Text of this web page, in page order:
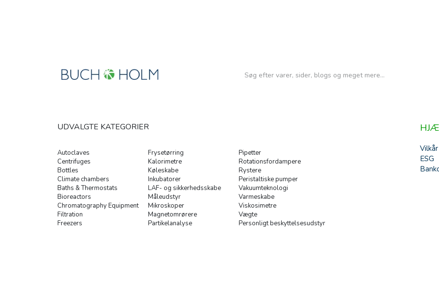
Autoclaves
Centrifuges
Bottles
Climate chambers
Baths & Thermostats
Bioreactors
Chromatography Equipment
Filtration
Freezers
Frysetørring
Kalorimetre
Køleskabe
Inkubatorer
LAF- og sikkerhedsskabe
Måleudstyr
Mikroskoper
Magnetomrørere
Partikelanalyse
Pipetter
Rotationsfordampere
Rystere
Peristaltiske pumper
Vakuumteknologi
Varmeskabe
Viskosimetre
Vægte
Personligt beskyttelsesudstyr
UDVALGTE KATEGORIER
Vilkår
ESG